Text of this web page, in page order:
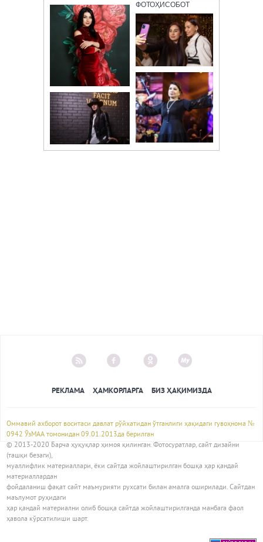
ФОТОҲИСОБОТ
РЕКЛАМА ҲАМКОРЛАРГА БИЗ ҲАҚИМИЗДА
Оммавий ахборот воситаси давлат рўйхатидан ўтганлиги ҳақидаги гувоҳнома №
0942 ЎзМАА томонидан 09.01.2013да берилган
© 2013-2020 Барча ҳуқуқлар ҳимоя қилинган. Фотосуратлар, сайт дизайни
(ташқи безаги),
муаллифлик материаллари, ёки сайтда жойлаштирилган бошқа ҳар қандай
материаллардан
фойдаланиш фақат сайт маъмурияти рухсати билан амалга оширилади. Сайтдан
маълумот руҳидаги
ҳар қандай материални олиб бошқа сайтда жойлаштирилганда манбага фаол
ҳавола кўрсатилиши шарт.